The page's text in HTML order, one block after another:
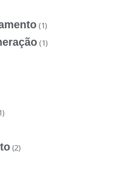
(1)
(1)
(2)